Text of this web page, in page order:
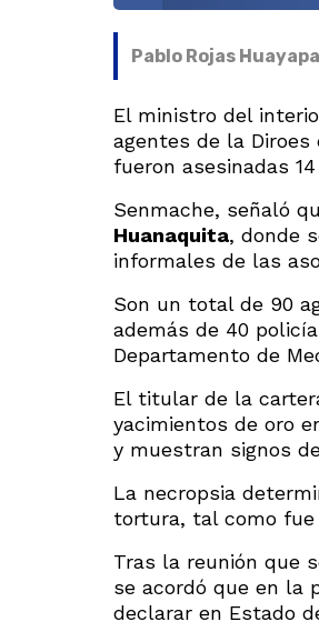
Pablo Rojas Huayapa
El ministro del
agentes de la
fueron asesinadas
Senmache, señaló
Huanaquita, donde
informales de las
Son un total de 90
además de 40
Departamento de
El titular de la
yacimientos de oro
y muestran signos
La necropsia
tortura, tal como fue
Tras la reunión que
se acordó que en la
declarar en Estado